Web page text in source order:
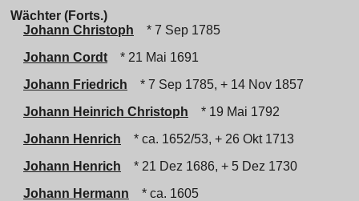
Wächter (Forts.)
Johann Christoph
* 7 Sep 1785
Johann Cordt
* 21 Mai 1691
Johann Friedrich
* 7 Sep 1785, + 14 Nov 1857
Johann Heinrich Christoph
* 19 Mai 1792
Johann Henrich
* ca. 1652/53, + 26 Okt 1713
Johann Henrich
* 21 Dez 1686, + 5 Dez 1730
Johann Hermann
* ca. 1605